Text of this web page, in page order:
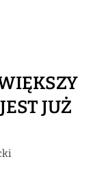
JUŻ